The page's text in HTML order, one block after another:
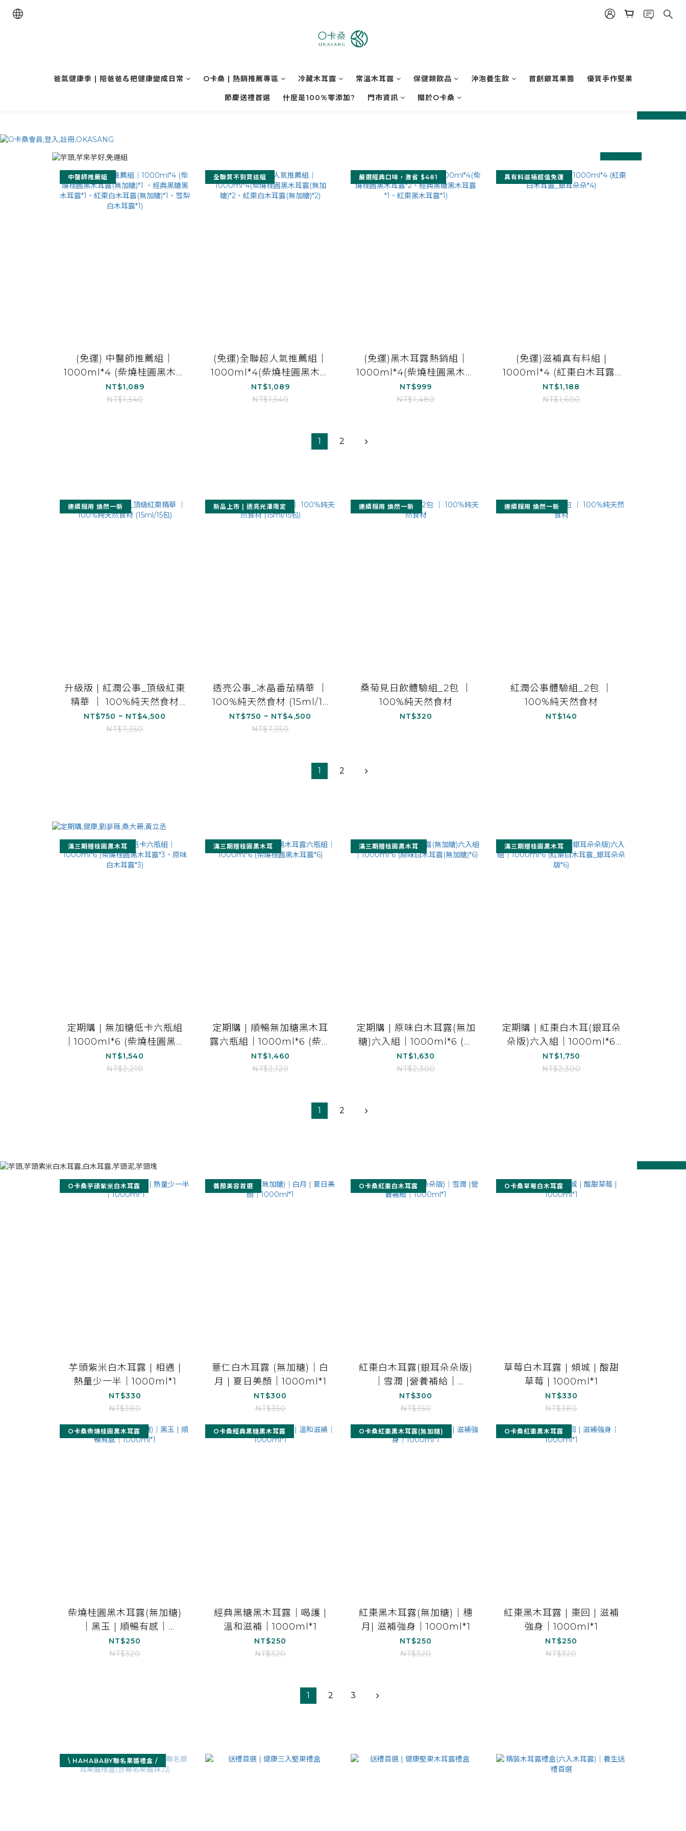
爸氣健康季 | 陪爸爸💪把健康變成日常 O卡桑 | 熱銷推薦專區 冷藏木耳露 常溫木耳露 保健類飲品 沖泡養生飲 首創銀耳果醬 優質手作堅果
節慶送禮首選 什麼是100%零添加? 門市資訊 關於O卡桑
prev next
prev next
中醫師推薦組
(免運) 中醫師推薦組｜
1000ml*4 (柴燒桂圓黑木耳
露(無加糖)*1 、經典黑糖黑
木耳露*1、紅棗白木耳露(無
NT$1,089
NT$1,540
全聯買不到買這組
(免運)全聯超人氣推薦組｜
1000ml*4(柴燒桂圓黑木耳
露(無加糖)*2、紅棗白木耳
露(無加糖)*2)
NT$1,089
NT$1,540
嚴選經典口味，激省 $481
(免運)黑木耳露熱銷組｜
1000ml*4(柴燒桂圓黑木耳
露*2、經典黑糖黑木耳露
*1、紅棗黑木耳露*1)
NT$999
NT$1,480
真有料滋補超值免運
(免運)滋補真有料組 |
1000ml*4 (紅棗白木耳露_
銀耳朵朵*4)
NT$1,188
NT$1,600
1 2
連續服用 煥然一新
升級版 | 紅潤公事_頂級紅棗
精華 ｜ 100%純天然食材
(15ml/15包)
NT$750 ~ NT$4,500
NT$7,350
新品上市 | 透亮光澤限定
透亮公事_冰晶番茄精華 ｜
100%純天然食材 (15ml/15
包)
NT$750 ~ NT$4,500
NT$7,350
連續服用 煥然一新
桑菊見日飲體驗組_2包 ｜
100%純天然食材
NT$320
連續服用 煥然一新
紅潤公事體驗組_2包 ｜
100%純天然食材
NT$140
1 2
滿三期贈桂圓黑木耳
定期購 | 無加糖低卡六瓶組
｜1000ml*6 (柴燒桂圓黑木
耳露*3、原味白木耳露*3)
NT$1,540
NT$2,210
滿三期贈桂圓黑木耳
定期購 | 順暢無加糖黑木耳
露六瓶組｜1000ml*6 (柴燒
桂圓黑木耳露*6)
NT$1,460
NT$2,120
滿三期贈桂圓黑木耳
定期購 | 原味白木耳露(無加
糖)六入組｜1000ml*6 (原
味白木耳露(無加糖)*6)
NT$1,630
NT$2,300
滿三期贈桂圓黑木耳
定期購 | 紅棗白木耳(銀耳朵
朵版)六入組｜1000ml*6
(紅棗白木耳露_銀耳朵朵版
*6)
NT$1,750
NT$2,300
1 2
prev next
O卡桑芋頭紫米白木耳露
芋頭紫米白木耳露 | 相遇 |
熱量少一半｜1000ml*1
NT$330
NT$380
養顏美容首選
薏仁白木耳露 (無加糖)｜白
月 | 夏日美顏｜1000ml*1
NT$300
NT$350
O卡桑紅棗白木耳露
紅棗白木耳露(銀耳朵朵版)
｜雪潤 |營養補給｜
1000ml*1
NT$300
NT$350
O卡桑草莓白木耳露
草莓白木耳露 | 傾城 | 酸甜
草莓 | 1000ml*1
NT$330
NT$380
O卡桑柴燒桂圓黑木耳露
柴燒桂圓黑木耳露(無加糖)
｜黑玉 | 順暢有感｜
1000ml*1
NT$250
NT$320
O卡桑經典黑糖黑木耳露
經典黑糖黑木耳露｜喝護 |
溫和滋補｜1000ml*1
NT$250
NT$320
O卡桑紅棗黑木耳露(無加糖)
紅棗黑木耳露(無加糖)｜穗
月| 滋補強身｜1000ml*1
NT$250
NT$320
O卡桑紅棗黑木耳露
紅棗黑木耳露 | 棗回 | 滋補
強身｜1000ml*1
NT$250
NT$320
1 2 3
\ HAHABABY聯名果醬禮盒 /